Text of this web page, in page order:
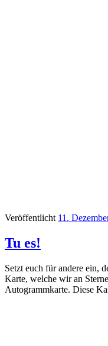
Veröffentlicht 11.
Tu es!
Setzt euch für andere ein,
Karte, welche wir an
Autogrammkarte. Diese